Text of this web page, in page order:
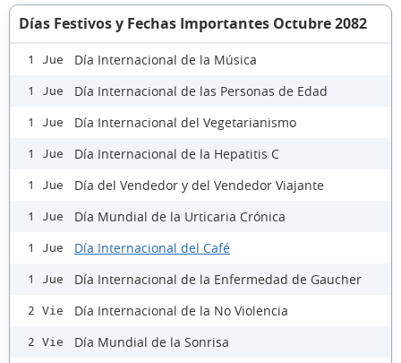
Días Festivos y Fechas Importantes Octubre 2082
1 Jue Día Internacional de la Música
1 Jue Día Internacional de las Personas de Edad
1 Jue Día Internacional del Vegetarianismo
1 Jue Día Internacional de la Hepatitis C
1 Jue Día del Vendedor y del Vendedor Viajante
1 Jue Día Mundial de la Urticaria Crónica
1 Jue Día Internacional del Café
1 Jue Día Internacional de la Enfermedad de Gaucher
2 Vie Día Internacional de la No Violencia
2 Vie Día Mundial de la Sonrisa